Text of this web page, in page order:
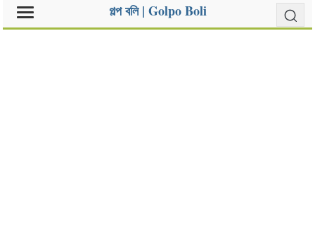
গল্প বলি | Golpo Boli